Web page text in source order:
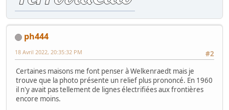
ph444
#2
18 Avril 2022, 20:35:32 PM
Certaines maisons me font penser à Welkenraedt mais je
trouve que la photo présente un relief plus prononcé. En 1960
il n'y avait pas tellement de lignes électrifiées aux frontières
encore moins.